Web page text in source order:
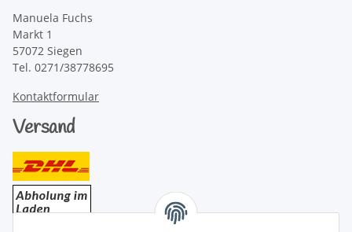
Manuela Fuchs
Markt 1
57072 Siegen
Tel. 0271/38778695
Kontaktformular
Versand